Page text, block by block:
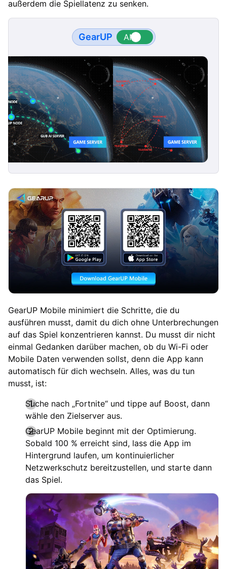
außerdem die Spiellatenz zu senken.
GearUP
GearUP Mobile minimiert die Schritte, die du
ausführen musst, damit du dich ohne Unterbrechungen
auf das Spiel konzentrieren kannst. Du musst dir nicht
einmal Gedanken darüber machen, ob du Wi-Fi oder
Mobile Daten verwenden sollst, denn die App kann
automatisch für dich wechseln. Alles, was du tun
musst, ist:
Suche nach „Fortnite“ und tippe auf Boost, dann
wähle den Zielserver aus.
GearUP Mobile beginnt mit der Optimierung.
Sobald 100 % erreicht sind, lass die App im
Hintergrund laufen, um kontinuierlicher
Netzwerkschutz bereitzustellen, und starte dann
das Spiel.